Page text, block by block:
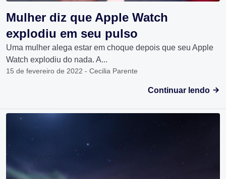
Mulher diz que Apple Watch
explodiu em seu pulso
Uma mulher alega estar em choque depois que seu Apple
Watch explodiu do nada. A...
15 de fevereiro de 2022 - Cecilia Parente
Continuar lendo